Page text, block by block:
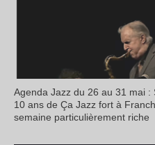
Agenda Jazz du 26 au 31 mai
10 ans de Ça Jazz fort à
semaine particulièrement riche